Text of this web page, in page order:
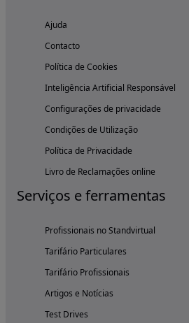
Ajuda
Contacto
Política de Cookies
Inteligência Artificial Responsável
Configurações de privacidade
Condições de Utilização
Política de Privacidade
Livro de Reclamações online
Serviços e ferramentas
Profissionais no Standvirtual
Tarifário Particulares
Tarifário Profissionais
Artigos e Notícias
Test Drives